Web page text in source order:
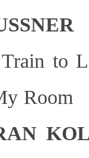
to
Room